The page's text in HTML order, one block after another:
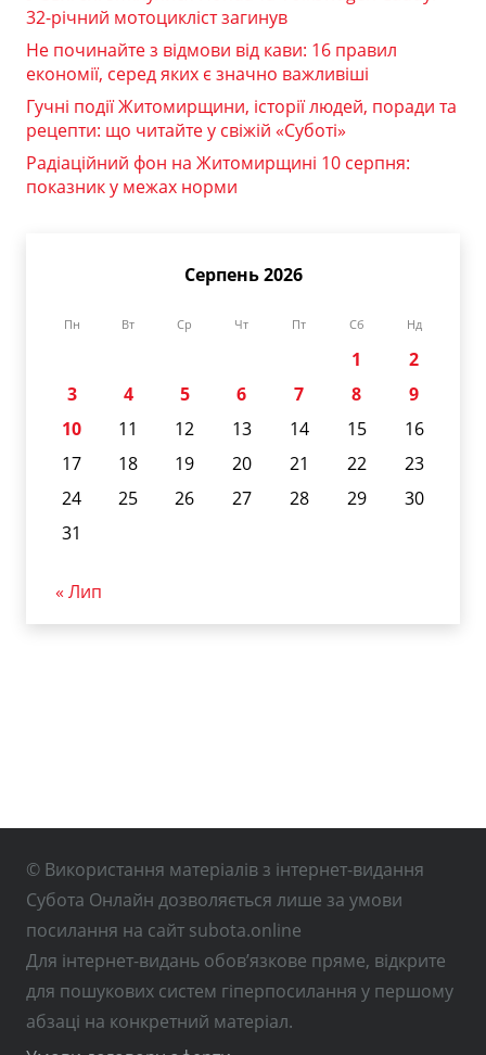
32-річний мотоцикліст загинув
Не починайте з відмови від кави: 16 правил
економії, серед яких є значно важливіші
Гучні події Житомирщини, історії людей, поради та
рецепти: що читайте у свіжій «Суботі»
Радіаційний фон на Житомирщині 10 серпня:
показник у межах норми
Серпень 2026
Пн Вт Ср Чт Пт Сб Нд
1
2
3
4 5 6 7 8
9
10
11 12 13 14 15
16
17
18 19 20 21 22
23
24
25 26 27 28 29
30
31
« Лип
© Використання матеріалів з інтернет-видання
Субота Онлайн дозволяється лише за умови
посилання на сайт subota.online
Для інтернет-видань обов’язкове пряме, відкрите
для пошукових систем гіперпосилання у першому
абзаці на конкретний матеріал.